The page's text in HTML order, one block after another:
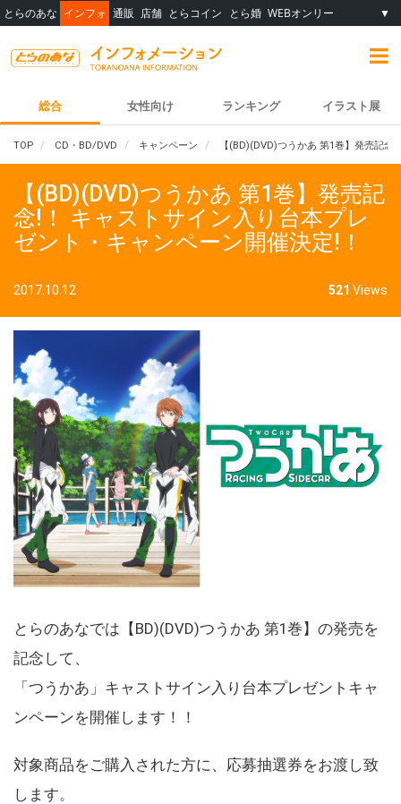
とらのあな インフォ 通販 店舗 とらコイン とら婚 WEBオンリー ▼
総合 女性向け ランキング イラスト展
TOP CD・BD/DVD キャンペーン 【(BD)(DVD)つうかあ 第1巻】発売記
【(BD)(DVD)つうかあ 第1巻】発売記
念!！ キャストサイン入り台本プレ
ゼント・キャンペーン開催決定!！
2017.10.12 521 Views
とらのあなでは【BD)(DVD)つうかあ 第1巻】の発売を
記念して、
「つうかあ」キャストサイン入り台本プレゼントキャ
ンペーンを開催します！！
対象商品をご購入された方に、応募抽選券をお渡し致
します。